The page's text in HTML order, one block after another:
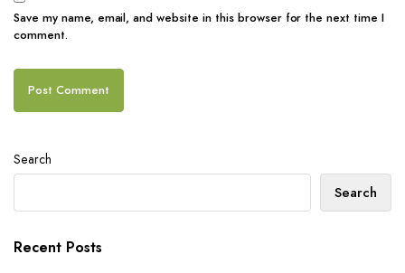
Save my name, email, and website in this browser for the next time I
comment.
Search
Search
Recent Posts